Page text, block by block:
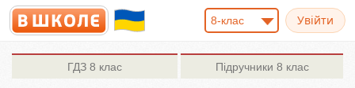
8-клас
ГДЗ 8 клас Підручники 8 клас